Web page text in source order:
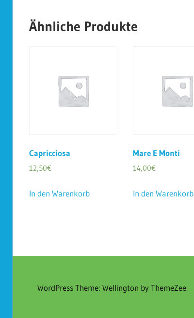
Ähnliche Produkte
Capricciosa
12,50€
In den Warenkorb
Mare E Monti
14,00€
In den Warenkorb
WordPress Theme: Wellington by ThemeZee.